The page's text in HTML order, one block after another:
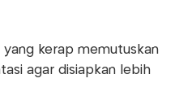
yang kerap memutuskan
agar disiapkan lebih